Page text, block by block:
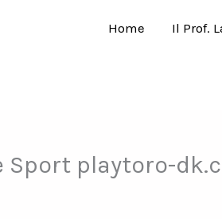
Home Il Prof.
playtoro-